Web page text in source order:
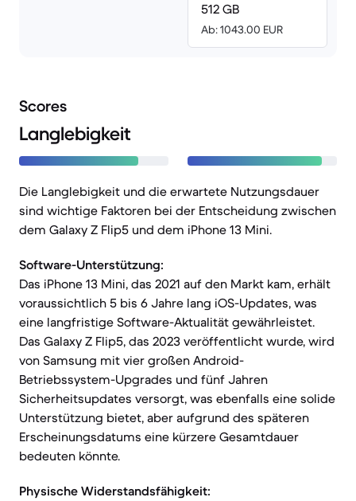
512 GB
Ab: 1043.00 EUR
Scores
Langlebigkeit
Die Langlebigkeit und die erwartete Nutzungsdauer
sind wichtige Faktoren bei der Entscheidung zwischen
dem Galaxy Z Flip5 und dem iPhone 13 Mini.
Software-Unterstützung:
Das iPhone 13 Mini, das 2021 auf den Markt kam, erhält
voraussichtlich 5 bis 6 Jahre lang iOS-Updates, was
eine langfristige Software-Aktualität gewährleistet.
Das Galaxy Z Flip5, das 2023 veröffentlicht wurde, wird
von Samsung mit vier großen Android-
Betriebssystem-Upgrades und fünf Jahren
Sicherheitsupdates versorgt, was ebenfalls eine solide
Unterstützung bietet, aber aufgrund des späteren
Erscheinungsdatums eine kürzere Gesamtdauer
bedeuten könnte.
Physische Widerstandsfähigkeit: